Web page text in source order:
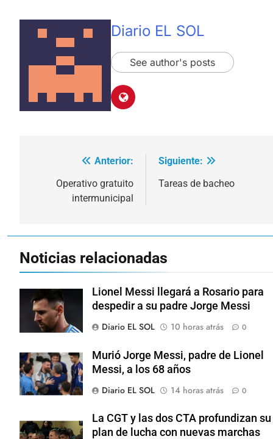
Diario EL SOL
See author's posts
NavegaciónAnterior:
Operativo gratuito
intermunicipal
Siguiente:
Tareas de bacheo
Noticias relacionadas
Lionel Messi llegará a Rosario para
despedir a su padre Jorge Messi
Diario EL SOL
10 horas atrás 0
Murió Jorge Messi, padre de Lionel
Messi, a los 68 años
Diario EL SOL
14 horas atrás 0
La CGT y las dos CTA profundizan su
plan de lucha con nuevas marchas